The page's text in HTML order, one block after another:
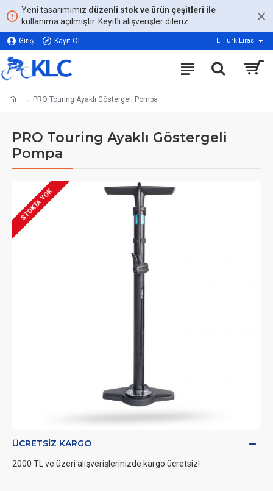
Yeni tasarımımız düzenli stok ve ürün çeşitleri ile
kullanıma açılmıştır. Keyifli alışverişler dileriz..
Giriş Kayıt Ol TL Türk Lirası
PRO Touring Ayaklı Göstergeli Pompa
PRO Touring Ayaklı Göstergeli
Pompa
STOKTA YOK
ÜCRETSIZ KARGO
2000 TL ve üzeri alışverişlerinizde kargo ücretsiz!